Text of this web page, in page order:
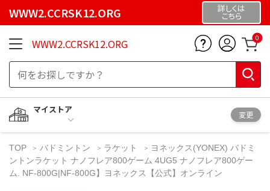
WWW2.CCRSK12.ORG 詳しくは
こちら
WWW2.CCRSK12.ORG 0
マイストア
変更
TOP バドミントン ラケット
ヨネックス(YONEX) バドミ
ントンラケット ナノフレア800ゲーム 4UG5 ナノフレア800ゲー
ム. NF-800G|NF-800G】ヨネックス【公式】オンライン